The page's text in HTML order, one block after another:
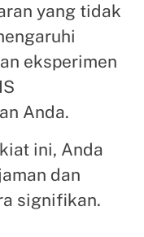
yang tidak
eksperimen
Anda.
ini, Anda
dan
signifikan.